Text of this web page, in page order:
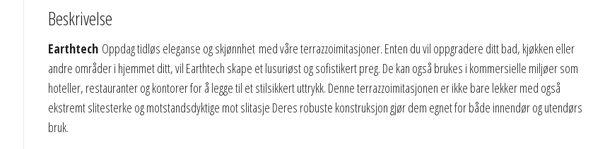
Beskrivelse
Earthtech Oppdag tidløs eleganse og skjønnhet med våre terrazzoimitasjoner. Enten du vil oppgradere ditt bad, kjøkken eller
andre områder i hjemmet ditt, vil Earthtech skape et lusuriøst og sofistikert preg. De kan også brukes i kommersielle miljøer som
hoteller, restauranter og kontorer for å legge til et stilsikkert uttrykk. Denne terrazzoimitasjonen er ikke bare lekker med også
ekstremt slitesterke og motstandsdyktige mot slitasje Deres robuste konstruksjon gjør dem egnet for både innendør og utendørs
bruk.